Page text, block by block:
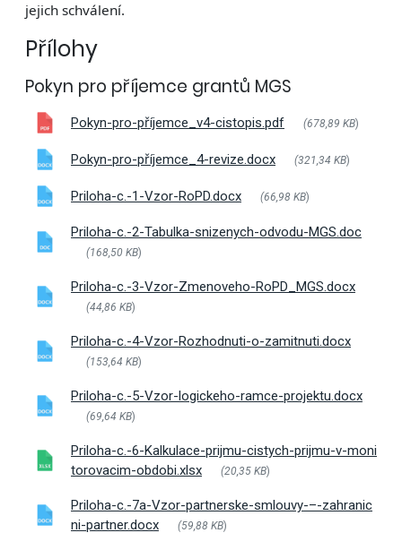
jejich schválení.
Přílohy
Pokyn pro příjemce grantů MGS
Pokyn-pro-příjemce_v4-cistopis.pdf (678,89 KB)
Pokyn-pro-příjemce_4-revize.docx (321,34 KB)
Priloha-c.-1-Vzor-RoPD.docx (66,98 KB)
Priloha-c.-2-Tabulka-snizenych-odvodu-MGS.doc
(168,50 KB)
Priloha-c.-3-Vzor-Zmenoveho-RoPD_MGS.docx
(44,86 KB)
Priloha-c.-4-Vzor-Rozhodnuti-o-zamitnuti.docx
(153,64 KB)
Priloha-c.-5-Vzor-logickeho-ramce-projektu.docx
(69,64 KB)
Priloha-c.-6-Kalkulace-prijmu-cistych-prijmu-v-moni
torovacim-obdobi.xlsx
(20,35 KB)
Priloha-c.-7a-Vzor-partnerske-smlouvy-–-zahranic
ni-partner.docx
(59,88 KB)